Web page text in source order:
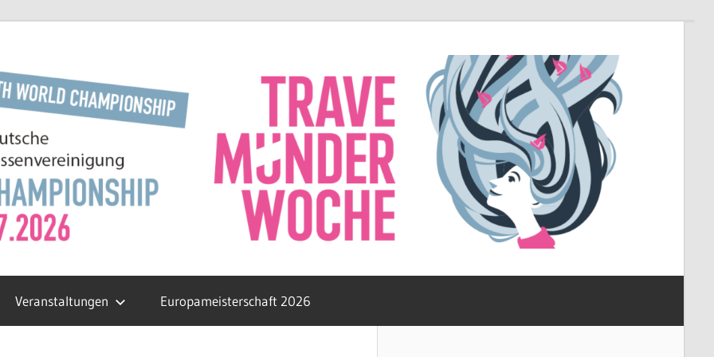
Veranstaltungen Europameisterschaft 2026